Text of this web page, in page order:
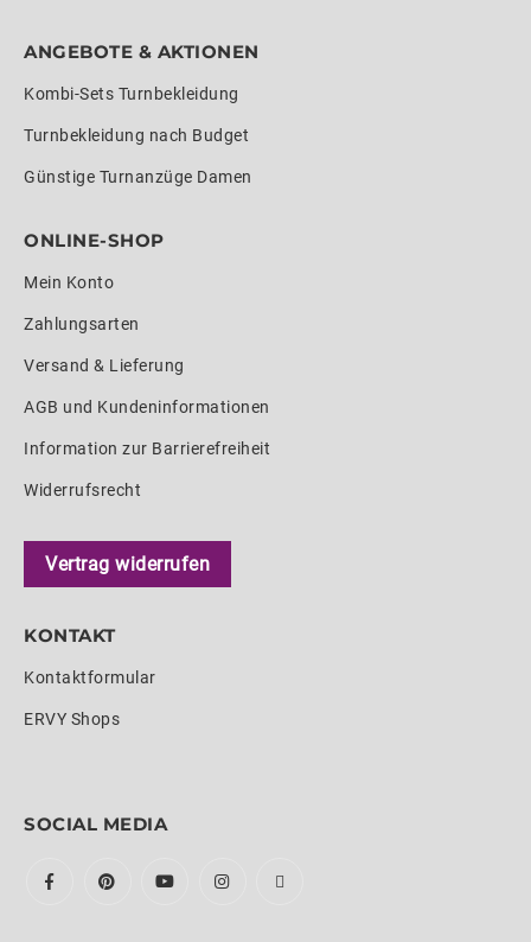
ANGEBOTE & AKTIONEN
Kombi-Sets Turnbekleidung
Turnbekleidung nach Budget
Günstige Turnanzüge Damen
ONLINE-SHOP
Mein Konto
Zahlungsarten
Versand & Lieferung
AGB und Kundeninformationen
Information zur Barrierefreiheit
Widerrufsrecht
Vertrag widerrufen
KONTAKT
Kontaktformular
ERVY Shops
SOCIAL MEDIA